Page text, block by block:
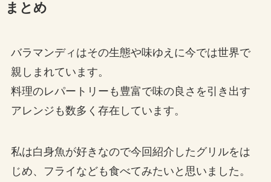
まとめ
バラマンディはその生態や味ゆえに今では世界で
親しまれています。
料理のレパートリーも豊富で味の良さを引き出す
アレンジも数多く存在しています。
私は白身魚が好きなので今回紹介したグリルをは
じめ、フライなども食べてみたいと思いました。